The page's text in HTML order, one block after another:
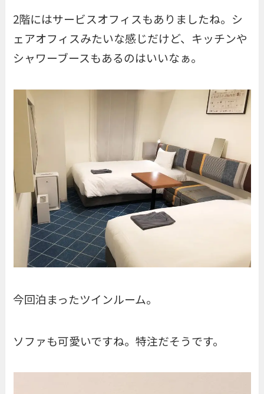
2階にはサービスオフィスもありましたね。シ
ェアオフィスみたいな感じだけど、キッチンや
シャワーブースもあるのはいいなぁ。
今回泊まったツインルーム。
ソファも可愛いですね。特注だそうです。